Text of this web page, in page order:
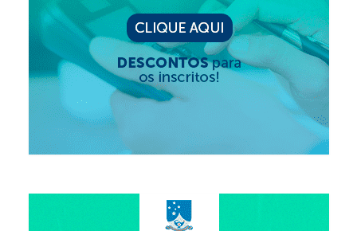
Decisões
Portarias
Resoluções
Desagravo Público
Suspensão do Exercício Profissional